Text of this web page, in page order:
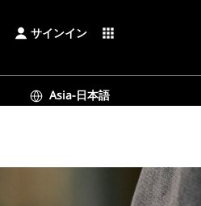
サインイン apps
Asia-日本語